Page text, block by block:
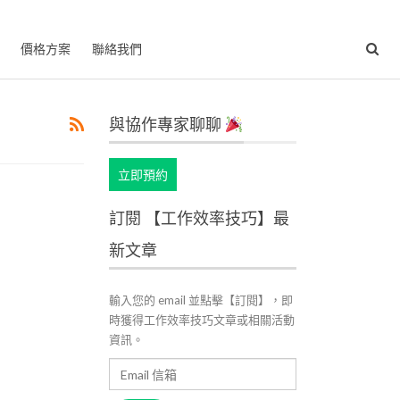
價格方案 聯絡我們
與協作專家聊聊
立即預約
訂閱 【工作效率技巧】最
新文章
輸入您的 email 並點擊【訂閱】，即
時獲得工作效率技巧文章或相關活動
資訊。
信